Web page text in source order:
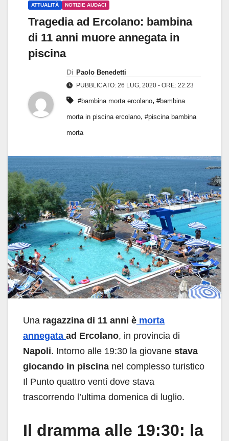
ATTUALITÀ NOTIZIE AUDACI
Tragedia ad Ercolano: bambina
di 11 anni muore annegata in
piscina
Di Paolo Benedetti
PUBBLICATO: 26 LUG, 2020 - ORE: 22:23
#bambina morta ercolano, #bambina
morta in piscina ercolano, #piscina bambina
morta
Una ragazzina di 11 anni è morta
annegata ad Ercolano, in provincia di
Napoli. Intorno alle 19:30 la giovane stava
giocando in piscina nel complesso turistico
Il Punto quattro venti dove stava
trascorrendo l’ultima domenica di luglio.
Il dramma alle 19:30: la